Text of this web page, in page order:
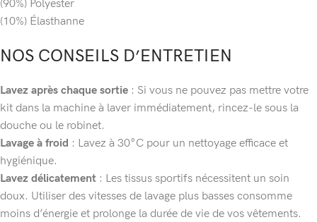
(90%) Polyester
(10%) Élasthanne
NOS CONSEILS D’ENTRETIEN
Lavez après chaque sortie : Si vous ne pouvez pas mettre votre
kit dans la machine à laver immédiatement, rincez-le sous la
douche ou le robinet.
Lavage à froid : Lavez à 30°C pour un nettoyage efficace et
hygiénique.
Lavez délicatement : Les tissus sportifs nécessitent un soin
doux. Utiliser des vitesses de lavage plus basses consomme
moins d’énergie et prolonge la durée de vie de vos vêtements.